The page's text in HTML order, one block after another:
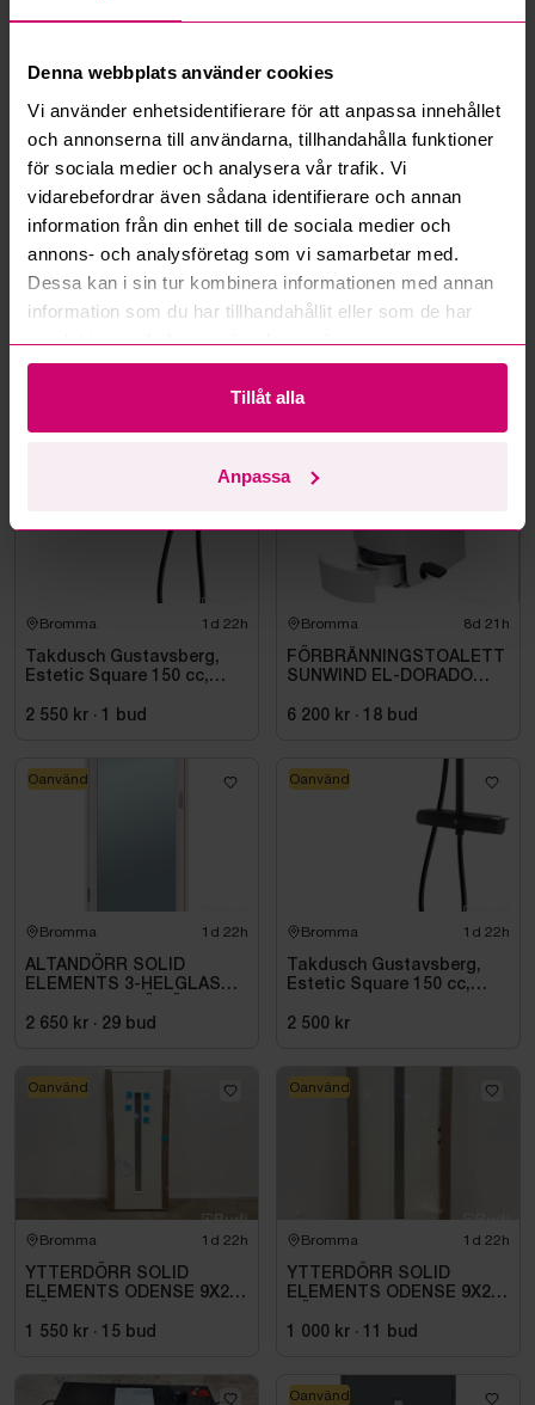
Denna webbplats använder cookies
Vi använder enhetsidentifierare för att anpassa innehållet
och annonserna till användarna, tillhandahålla funktioner
för sociala medier och analysera vår trafik. Vi
vidarebefordrar även sådana identifierare och annan
information från din enhet till de sociala medier och
annons- och analysföretag som vi samarbetar med.
Dessa kan i sin tur kombinera informationen med annan
information som du har tillhandahållit eller som de har
samlat in när du har använt deras tjänster.
Tillåt alla
Anpassa
Hur fungerar budmotorn?
Kan jag ångra ett bud?
Läs fler frågor och svar
Mer från samma kategori
Bromma 1d 22h
Takdusch Gustavsberg,
Estetic Square 150 cc,
2 550 kr · 1 bud
Bromma 8d 21h
FÖRBRÄNNINGSTOALETT
SUNWIND EL-DORADO
6 200 kr · 18 bud
Oanvänd
Bromma 1d 22h
ALTANDÖRR SOLID
ELEMENTS 3-HELGLAS
2 650 kr · 29 bud
Oanvänd
Bromma 1d 22h
Takdusch Gustavsberg,
Estetic Square 150 cc,
2 500 kr
Oanvänd
Bromma 1d 22h
YTTERDÖRR SOLID
ELEMENTS ODENSE 9X20
1 550 kr · 15 bud
Oanvänd
Bromma 1d 22h
YTTERDÖRR SOLID
ELEMENTS ODENSE 9X21
1 000 kr · 11 bud
Oanvänd
Oanvänd